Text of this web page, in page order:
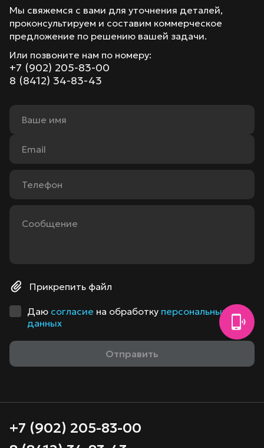
Мы свяжемся с вами для уточнения деталей,
проконсультируем и составим коммерческое
предложение по решению вашей задачи.
Или позвоните нам по номеру:
+7 (902) 205-83-00
8 (8412) 34-83-43
Прикрепить файл
Даю согласие на обработку персональных
данных
+7 (902) 205-83-00